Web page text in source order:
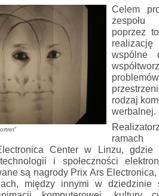
Celem
zespołu
poprzez
wspólne
rodzaj
werbalnej.
ramach
Center w Linzu, gdzie
i społeczności
są nagrody Prix Ars
między innymi w dziedzinie